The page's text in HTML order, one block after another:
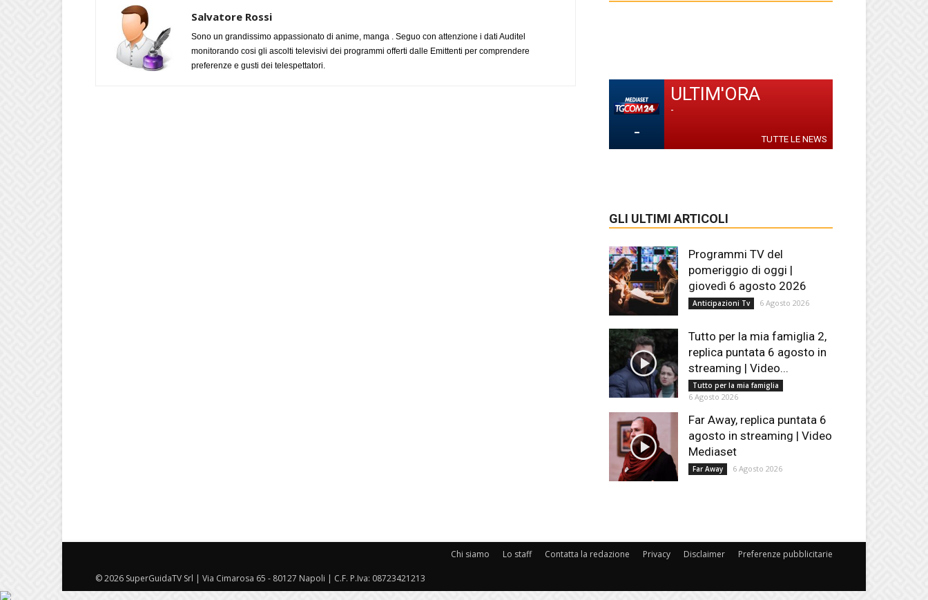
Salvatore Rossi
Sono un grandissimo appassionato di anime, manga . Seguo con attenzione i dati Auditel
monitorando cosi gli ascolti televisivi dei programmi offerti dalle Emittenti per comprendere
preferenze e gusti dei telespettatori.
-
ULTIM'ORA
-
TUTTE LE NEWS
GLI ULTIMI ARTICOLI
Programmi TV del
pomeriggio di oggi |
giovedì 6 agosto 2026
Anticipazioni Tv 6 Agosto 2026
Tutto per la mia famiglia 2,
replica puntata 6 agosto in
streaming | Video...
Tutto per la mia famiglia
6 Agosto 2026
Far Away, replica puntata 6
agosto in streaming | Video
Mediaset
Far Away 6 Agosto 2026
Chi siamo Lo staff Contatta la redazione Privacy Disclaimer Preferenze pubblicitarie
© 2026 SuperGuidaTV Srl | Via Cimarosa 65 - 80127 Napoli | C.F. P.Iva: 08723421213